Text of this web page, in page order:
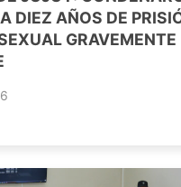
DIEZ AÑOS DE
GRAVEMENTE